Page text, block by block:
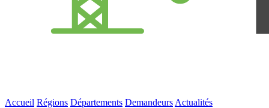
Accueil Régions Départements Demandeurs Actualités